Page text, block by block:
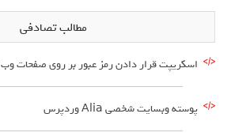
مطالب تصادفی
اسکریپت قرار دادن رمز عبور بر روی صفحات وب PHP Easy Lock
پوسته وبسایت شخصی Alia وردپرس